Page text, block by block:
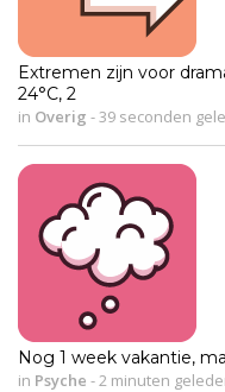
Extremen zijn voor
24°C, 2
in Overig - 39 seconden
Nog 1 week vakantie,
in Psyche - 2 minuten